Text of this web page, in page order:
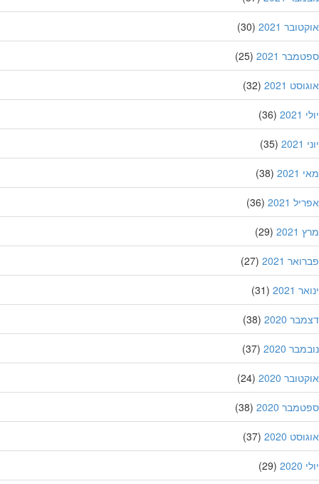
2021
(30)
2021
(25)
2021
(32)
(36)
(35)
(38)
2021
(36)
(29)
2021
(27)
2021
(31)
2020
(38)
2020
(37)
2020
(24)
2020
(38)
2020
(37)
(29)